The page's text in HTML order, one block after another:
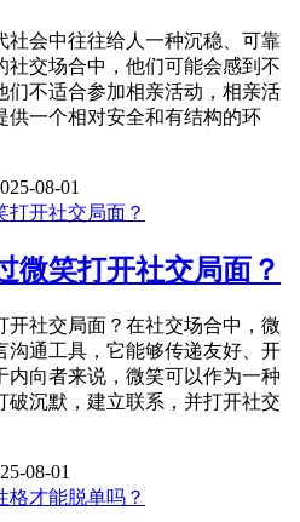
社会中往往给人一种沉稳、可靠
社交场合中，他们可能会感到不
们不适合参加相亲活动，相亲活
供一个相对安全和有结构的环
08-01
微笑打开社交局面？
开社交局面？在社交场合中，微
沟通工具，它能够传递友好、开
内向者来说，微笑可以作为一种
破沉默，建立联系，并打开社交
08-01